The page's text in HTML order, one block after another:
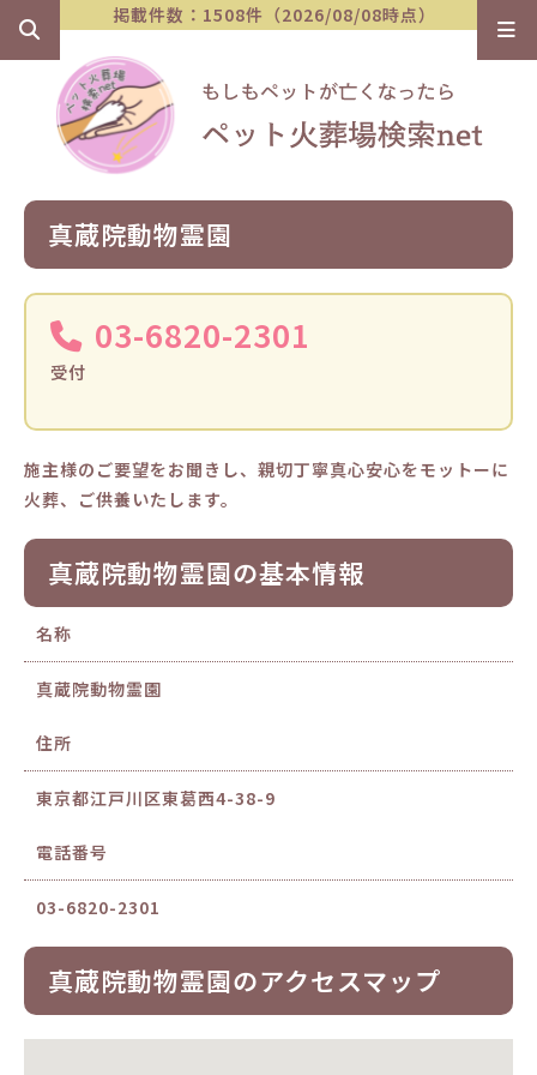
掲載件数：1508件（2026/08/08時点）
真蔵院動物霊園
03-6820-2301
受付
施主様のご要望をお聞きし、親切丁寧真心安心をモットーに
火葬、ご供養いたします。
真蔵院動物霊園の基本情報
名称
真蔵院動物霊園
住所
東京都江戸川区東葛西4-38-9
電話番号
03-6820-2301
真蔵院動物霊園のアクセスマップ